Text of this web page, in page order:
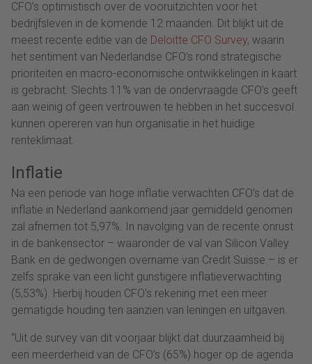
CFO’s optimistisch over de vooruitzichten voor het
bedrijfsleven in de komende 12 maanden. Dit blijkt uit de
meest recente editie van de Deloitte CFO Survey, waarin
het sentiment van Nederlandse CFO’s rond strategische
prioriteiten en macro-economische ontwikkelingen in kaart
is gebracht. Slechts 11% van de ondervraagde CFO’s geeft
aan weinig of geen vertrouwen te hebben in het succesvol
kunnen opereren van hun organisatie in het huidige
renteklimaat.
Inflatie
Na een periode van hoge inflatie verwachten CFO’s dat de
inflatie in Nederland aankomend jaar gemiddeld genomen
zal afnemen tot 5,97%. In navolging van de recente onrust
in de bankensector – waaronder de val van Silicon Valley
Bank en de gedwongen overname van Credit Suisse – is er
zelfs sprake van een licht gunstigere inflatieverwachting
(5,53%). Hierbij houden CFO's rekening met een meer
gematigde houding ten aanzien van leningen en uitgaven.
“Uit de survey van dit voorjaar blijkt dat duurzaamheid bij
een meerderheid van de CFO’s (65%) hoger op de agenda